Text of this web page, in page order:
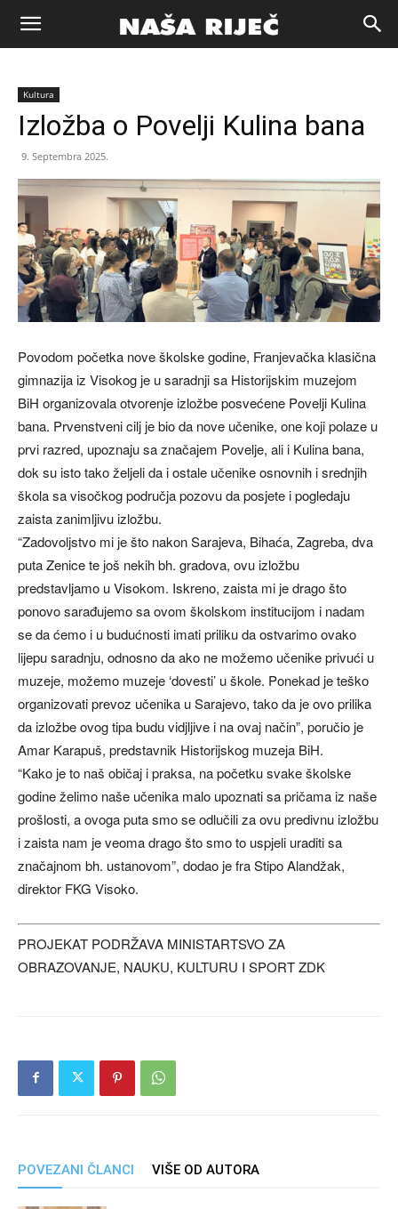
Naša
riječ
Zenica
Kultura
Izložba o Povelji Kulina bana
9. Septembra 2025.
Povodom početka nove školske godine, Franjevačka klasična
gimnazija iz Visokog je u saradnji sa Historijskim muzejom
BiH organizovala otvorenje izložbe posvećene Povelji Kulina
bana. Prvenstveni cilj je bio da nove učenike, one koji polaze u
prvi razred, upoznaju sa značajem Povelje, ali i Kulina bana,
dok su isto tako željeli da i ostale učenike osnovnih i srednjih
škola sa visočkog područja pozovu da posjete i pogledaju
zaista zanimljivu izložbu.
“Zadovoljstvo mi je što nakon Sarajeva, Bihaća, Zagreba, dva
puta Zenice te još nekih bh. gradova, ovu izložbu
predstavljamo u Visokom. Iskreno, zaista mi je drago što
ponovo sarađujemo sa ovom školskom institucijom i nadam
se da ćemo i u budućnosti imati priliku da ostvarimo ovako
lijepu saradnju, odnosno da ako ne možemo učenike privući u
muzeje, možemo muzeje ‘dovesti’ u škole. Ponekad je teško
organizovati prevoz učenika u Sarajevo, tako da je ovo prilika
da izložbe ovog tipa budu vidjljive i na ovaj način”, poručio je
Amar Karapuš, predstavnik Historijskog muzeja BiH.
“Kako je to naš običaj i praksa, na početku svake školske
godine želimo naše učenika malo upoznati sa pričama iz naše
prošlosti, a ovoga puta smo se odlučili za ovu predivnu izložbu
i zaista nam je veoma drago što smo to uspjeli uraditi sa
značajnom bh. ustanovom”, dodao je fra Stipo Alandžak,
direktor FKG Visoko.
PROJEKAT PODRŽAVA MINISTARTSVO ZA
OBRAZOVANJE, NAUKU, KULTURU I SPORT ZDK
POVEZANI ČLANCI VIŠE OD AUTORA